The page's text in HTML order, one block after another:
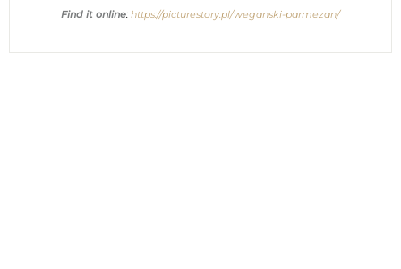
Find it online:https://picturestory.pl/weganski-parmezan/